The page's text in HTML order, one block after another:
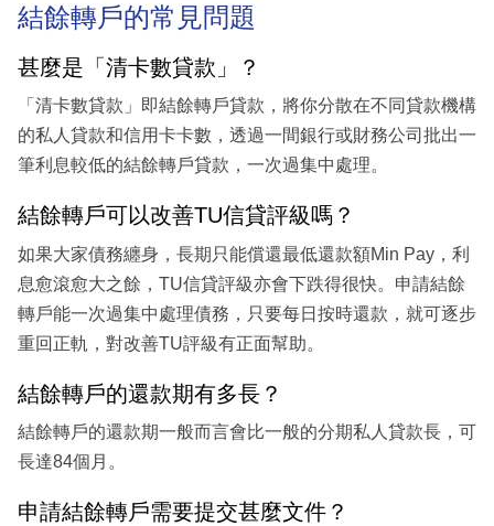
結餘轉戶的常見問題
甚麼是「清卡數貸款」？
「清卡數貸款」即結餘轉戶貸款，將你分散在不同貸款機構
的私人貸款和信用卡卡數，透過一間銀行或財務公司批出一
筆利息較低的結餘轉戶貸款，一次過集中處理。
結餘轉戶可以改善TU信貸評級嗎？
如果大家債務纏身，長期只能償還最低還款額Min Pay，利
息愈滾愈大之餘，TU信貸評級亦會下跌得很快。申請結餘
轉戶能一次過集中處理債務，只要每日按時還款，就可逐步
重回正軌，對改善TU評級有正面幫助。
結餘轉戶的還款期有多長？
結餘轉戶的還款期一般而言會比一般的分期私人貸款長，可
長達84個月。
申請結餘轉戶需要提交甚麼文件？